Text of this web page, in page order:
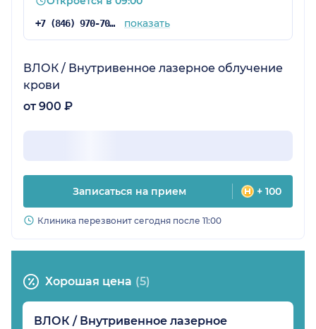
+7 (846) 970-70-83 показать
ВЛОК / Внутривенное лазерное облучение
крови
от 900 ₽
Записаться на прием + 100
Клиника перезвонит сегодня после 11:00
Хорошая цена (5)
ВЛОК / Внутривенное лазерное